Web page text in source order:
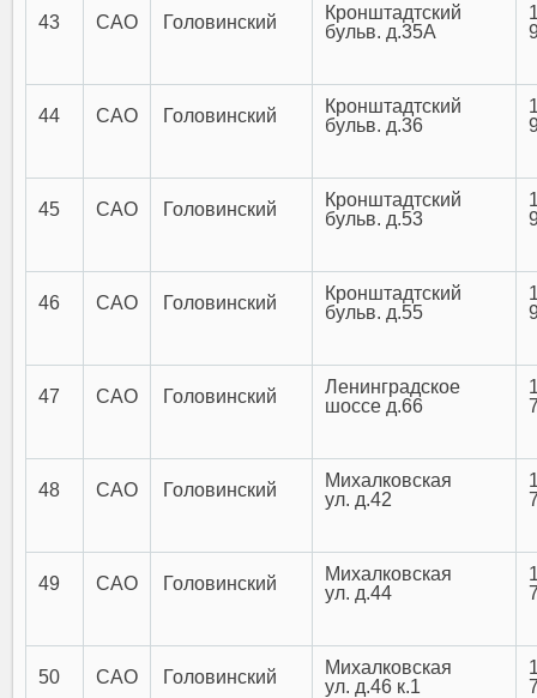
43 САО Головинский
Кронштадтский
бульв. д.35А
44 САО Головинский
Кронштадтский
бульв. д.36
45 САО Головинский
Кронштадтский
бульв. д.53
46 САО Головинский
Кронштадтский
бульв. д.55
47 САО Головинский
Ленинградское
шоссе д.66
48 САО Головинский
Михалковская
ул. д.42
49 САО Головинский
Михалковская
ул. д.44
50 САО Головинский
Михалковская
ул. д.46 к.1